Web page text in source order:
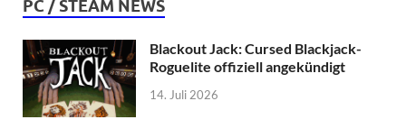
PC / STEAM NEWS
Blackout Jack: Cursed Blackjack-
Roguelite offiziell angekündigt
14. Juli 2026